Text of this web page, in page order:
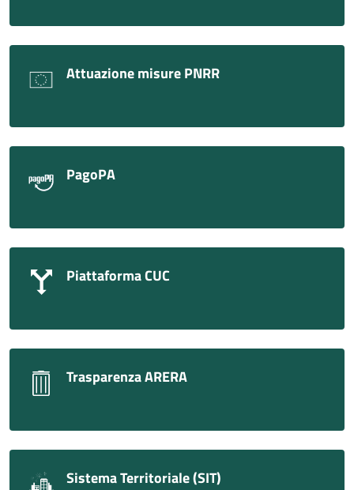
Attuazione misure PNRR
PagoPA
Piattaforma CUC
Trasparenza ARERA
Sistema Territoriale (SIT)